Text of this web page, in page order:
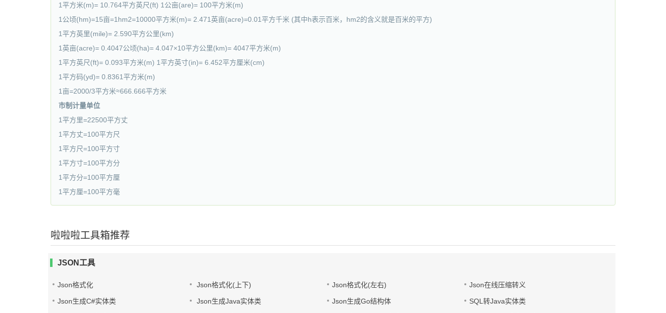
1平方米(m)= 10.764平方英尺(ft) 1公亩(are)= 100平方米(m)
1公顷(hm)=15亩=1hm2=10000平方米(m)= 2.471英亩(acre)=0.01平方千米 (其中h表示百米，hm2的含义就是百米的平方)
1平方英里(mile)= 2.590平方公里(km)
1英亩(acre)= 0.4047公顷(ha)= 4.047×10平方公里(km)= 4047平方米(m)
1平方英尺(ft)= 0.093平方米(m) 1平方英寸(in)= 6.452平方厘米(cm)
1平方码(yd)= 0.8361平方米(m)
1亩=2000/3平方米≈666.666平方米
市制计量单位
1平方里=22500平方丈
1平方丈=100平方尺
1平方尺=100平方寸
1平方寸=100平方分
1平方分=100平方厘
1平方厘=100平方毫
啦啦啦工具箱推荐
JSON工具
Json格式化 Json格式化(上下) Json格式化(左右) Json在线压缩转义
Json生成C#实体类 Json生成Java实体类 Json生成Go结构体 SQL转Java实体类